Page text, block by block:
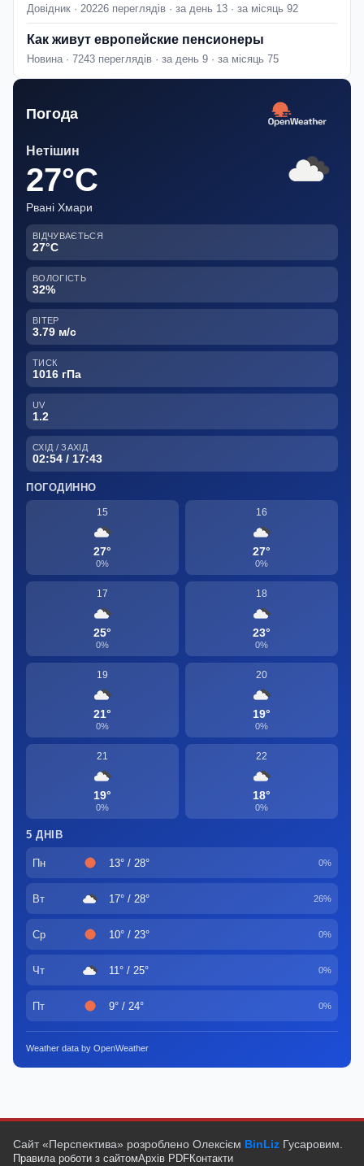
Довідник · 20226 переглядів · за день 13 · за місяць 92
Как живут европейские пенсионеры
Новина · 7243 переглядів · за день 9 · за місяць 75
Погода
Нетішин
27°C
Рвані Хмари
ВІДЧУВАЄТЬСЯ
27°C
ВОЛОГІСТЬ
32%
ВІТЕР
3.79 м/с
ТИСК
1016 гПа
UV
1.2
СХІД / ЗАХІД
02:54 / 17:43
ПОГОДИННО
15
27°
0%
16
27°
0%
17
25°
0%
18
23°
0%
19
21°
0%
20
19°
0%
21
19°
0%
22
18°
0%
5 ДНІВ
Пн 13° / 28° 0%
Вт 17° / 28° 26%
Ср 10° / 23° 0%
Чт 11° / 25° 0%
Пт 9° / 24° 0%
Weather data by OpenWeather
Сайт «Перспектива» розроблено Олексієм BinLiz Гусаровим.
Правила роботи з сайтомАрхів PDFКонтакти